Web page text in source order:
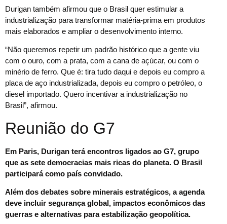
Durigan também afirmou que o Brasil quer estimular a
industrialização para transformar matéria-prima em produtos
mais elaborados e ampliar o desenvolvimento interno.
“Não queremos repetir um padrão histórico que a gente viu
com o ouro, com a prata, com a cana de açúcar, ou com o
minério de ferro. Que é: tira tudo daqui e depois eu compro a
placa de aço industrializada, depois eu compro o petróleo, o
diesel importado. Quero incentivar a industrialização no
Brasil”, afirmou.
Reunião do G7
Em Paris, Durigan terá encontros ligados ao G7, grupo
que as sete democracias mais ricas do planeta. O Brasil
participará como país convidado.
Além dos debates sobre minerais estratégicos, a agenda
deve incluir segurança global, impactos econômicos das
guerras e alternativas para estabilização geopolítica.